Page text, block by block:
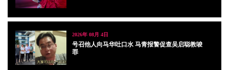
2026年 08月 4日
号召他人向马华吐口水 马青报警促查吴启聪教唆
罪